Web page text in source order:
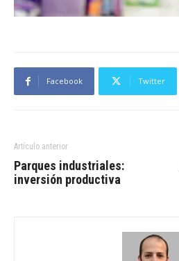
Facebook Twitter
Artículo anterior
Parques industriales:
inversión productiva